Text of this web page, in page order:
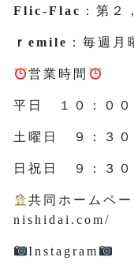
Flic-Flac ：第
ｒemile ：毎週月
営業時間
平日 １０：００
土曜日 ９：３０
日祝日 ９：３０
共同ホームペー
nishidai.com/
Instagram